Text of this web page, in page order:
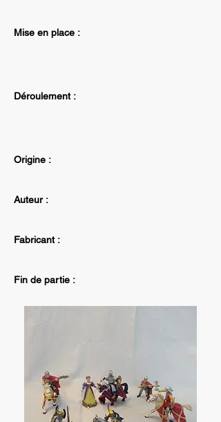
Mise en place :
Déroulement :
Origine :
Auteur :
Fabricant :
Fin de partie :